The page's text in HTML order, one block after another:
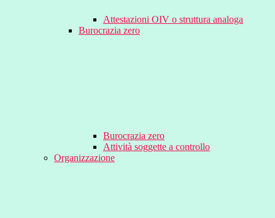
Attestazioni OIV o struttura analoga
Burocrazia zero
Burocrazia zero
Attività soggette a controllo
Organizzazione